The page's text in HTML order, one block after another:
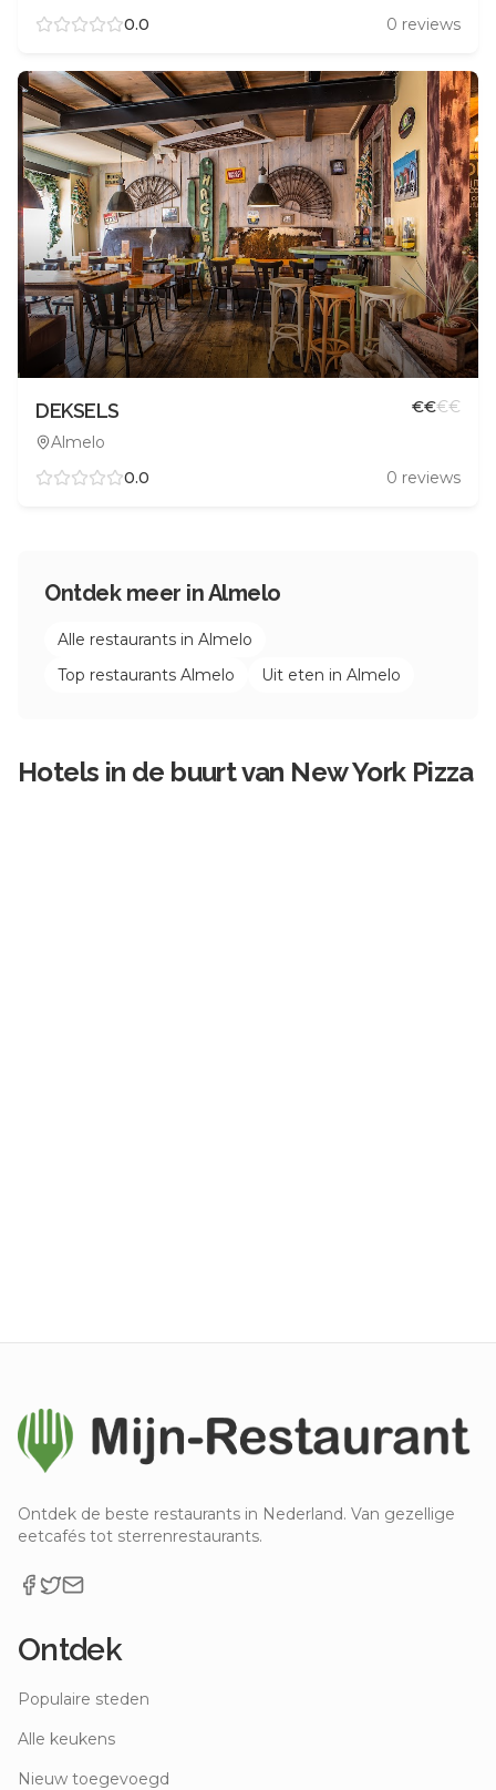
0.0 0 reviews
DEKSELS
Almelo
€€€€
0.0 0 reviews
Ontdek meer inAlmelo
Alle restaurants in Almelo
Top restaurants Almelo Uit eten in Almelo
Hotels in de buurt van New York Pizza
Ontdek de beste restaurants in Nederland. Van gezellige
eetcafés tot sterrenrestaurants.
Ontdek
Populaire steden
Alle keukens
Nieuw toegevoegd